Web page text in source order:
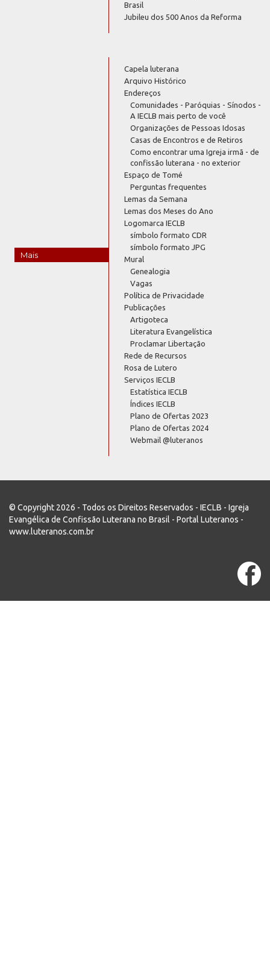
Brasil
Jubileu dos 500 Anos da Reforma
Mais
Capela luterana
Arquivo Histórico
Endereços
Comunidades - Paróquias - Sínodos -
A IECLB mais perto de você
Organizações de Pessoas Idosas
Casas de Encontros e de Retiros
Como encontrar uma Igreja irmã - de
confissão luterana - no exterior
Espaço de Tomé
Perguntas frequentes
Lemas da Semana
Lemas dos Meses do Ano
Logomarca IECLB
símbolo formato CDR
símbolo formato JPG
Mural
Genealogia
Vagas
Política de Privacidade
Publicações
Artigoteca
Literatura Evangelística
Proclamar Libertação
Rede de Recursos
Rosa de Lutero
Serviços IECLB
Estatística IECLB
Índices IECLB
Plano de Ofertas 2023
Plano de Ofertas 2024
Webmail @luteranos
© Copyright 2026 - Todos os Direitos Reservados - IECLB - Igreja
Evangélica de Confissão Luterana no Brasil - Portal Luteranos -
www.luteranos.com.br